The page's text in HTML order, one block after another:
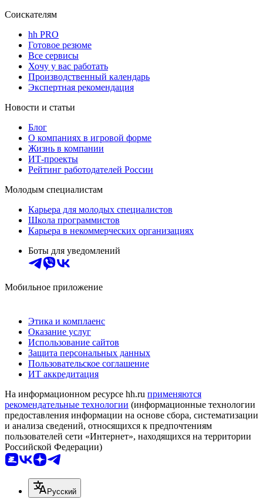
Соискателям
hh PRO
Готовое резюме
Все сервисы
Хочу у вас работать
Производственный календарь
Экспертная рекомендация
Новости и статьи
Блог
О компаниях в игровой форме
Жизнь в компании
ИТ-проекты
Рейтинг работодателей России
Молодым специалистам
Карьера для молодых специалистов
Школа программистов
Карьера в некоммерческих организациях
Боты для уведомлений
Мобильное приложение
Этика и комплаенс
Оказание услуг
Использование сайтов
Защита персональных данных
Пользовательское соглашение
ИТ аккредитация
На информационном ресурсе hh.ru применяются
рекомендательные технологии (информационные технологии
предоставления информации на основе сбора, систематизации
и анализа сведений, относящихся к предпочтениям
пользователей сети «Интернет», находящихся на территории
Российской Федерации)
Русский